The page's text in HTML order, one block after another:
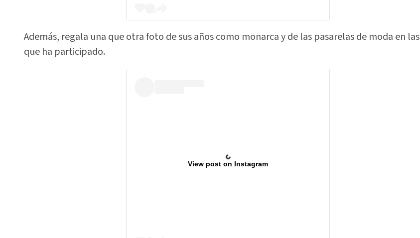
Además, regala una que otra foto de sus años como monarca y de las pasarelas de moda en las
que ha participado.
View post on Instagram